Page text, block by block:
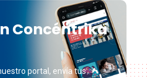
Concéntrika
portal, envía tus